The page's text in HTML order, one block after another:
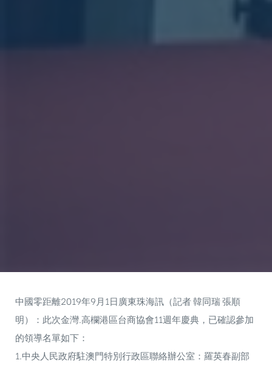
中國零距離2019年9月1日廣東珠海訊（記者 韓同瑞 張順
明）：此次金灣.高欄港區台商協會11週年慶典，已確認參加
的領導名單如下：
1.中央人民政府駐澳門特別行政區聯絡辦公室：羅英春副部